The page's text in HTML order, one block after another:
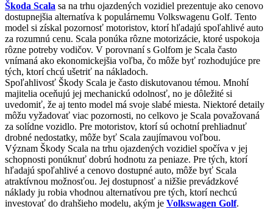
Škoda Scala sa na trhu ojazdených vozidiel prezentuje ako cenovo
dostupnejšia alternatíva k populárnemu Volkswagenu Golf. Tento
model si získal pozornosť motoristov, ktorí hľadajú spoľahlivé auto
za rozumnú cenu. Scala ponúka rôzne motorizácie, ktoré uspokoja
rôzne potreby vodičov. V porovnaní s Golfom je Scala často
vnímaná ako ekonomickejšia voľba, čo môže byť rozhodujúce pre
tých, ktorí chcú ušetriť na nákladoch.
Spoľahlivosť Škody Scala je často diskutovanou témou. Mnohí
majitelia oceňujú jej mechanickú odolnosť, no je dôležité si
uvedomiť, že aj tento model má svoje slabé miesta. Niektoré detaily
môžu vyžadovať viac pozornosti, no celkovo je Scala považovaná
za solídne vozidlo. Pre motoristov, ktorí sú ochotní prehliadnuť
drobné nedostatky, môže byť Scala zaujímavou voľbou.
Význam Škody Scala na trhu ojazdených vozidiel spočíva v jej
schopnosti ponúknuť dobrú hodnotu za peniaze. Pre tých, ktorí
hľadajú spoľahlivé a cenovo dostupné auto, môže byť Scala
atraktívnou možnosťou. Jej dostupnosť a nižšie prevádzkové
náklady ju robia vhodnou alternatívou pre tých, ktorí nechcú
investovať do drahšieho modelu, akým je Volkswagen Golf.